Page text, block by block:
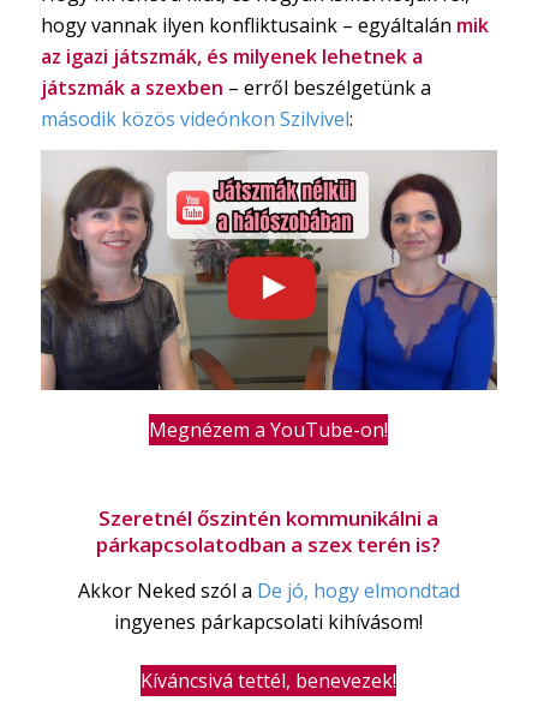
hogy vannak ilyen konfliktusaink – egyáltalán mik
az igazi játszmák, és milyenek lehetnek a
játszmák a szexben – erről beszélgetünk a
második közös videónkon Szilvivel:
Megnézem a YouTube-on!
Szeretnél őszintén kommunikálni a
párkapcsolatodban a szex terén is?
Akkor Neked szól a De jó, hogy elmondtad
ingyenes párkapcsolati kihívásom!
Kíváncsivá tettél, benevezek!